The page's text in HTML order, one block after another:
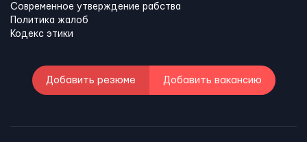
Современное утверждение рабства
Политика жалоб
Кодекс этики
Добавить резюме Добавить вакансию